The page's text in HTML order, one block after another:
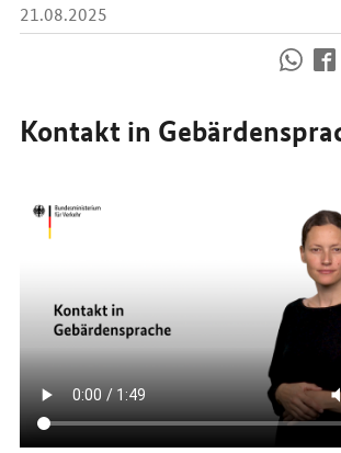
21.08.2025
uns
im
Kontakt in